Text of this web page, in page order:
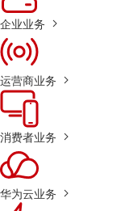
企业业务
运营商业务
消费者业务
华为云业务